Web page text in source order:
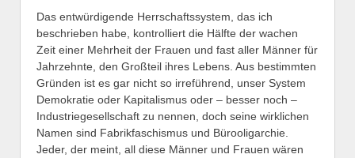
Das entwürdigende Herrschaftssystem, das ich
beschrieben habe, kontrolliert die Hälfte der wachen
Zeit einer Mehrheit der Frauen und fast aller Männer für
Jahrzehnte, den Großteil ihres Lebens. Aus bestimmten
Gründen ist es gar nicht so irreführend, unser System
Demokratie oder Kapitalismus oder – besser noch –
Industriegesellschaft zu nennen, doch seine wirklichen
Namen sind Fabrikfaschismus und Bürooligarchie.
Jeder, der meint, all diese Männer und Frauen wären